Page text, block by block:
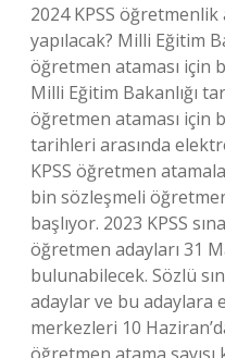
2024 KPSS
yapılacak? Milli Eğitim
öğretmen ataması için
Milli Eğitim Bakanlığı
öğretmen ataması için
tarihleri ​​arasında
KPSS öğretmen
bin sözleşmeli
başlıyor. 2023 KPSS
öğretmen adayları 31
bulunabilecek. Sözlü
adaylar ve bu adaylara
merkezleri 10